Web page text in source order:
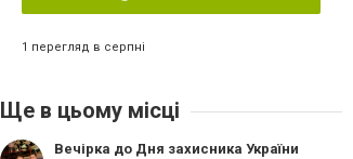
1 перегляд в серпні
Ще в цьому місці
Вечірка до Дня захисника України